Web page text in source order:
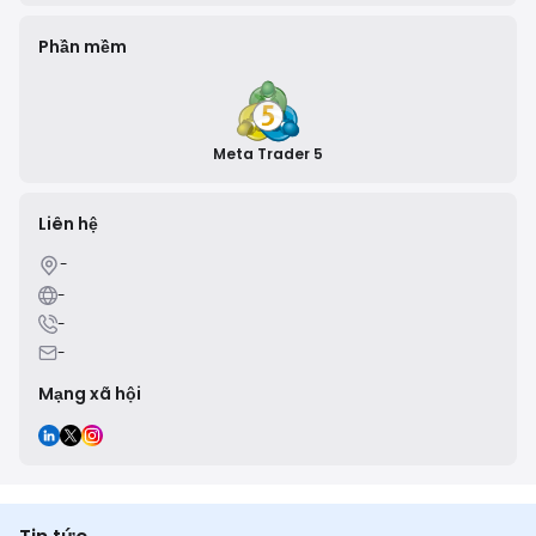
Phần mềm
Meta Trader 5
Liên hệ
-
-
-
-
Mạng xã hội